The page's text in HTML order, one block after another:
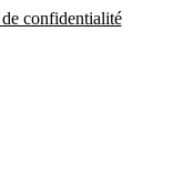
confidentialité